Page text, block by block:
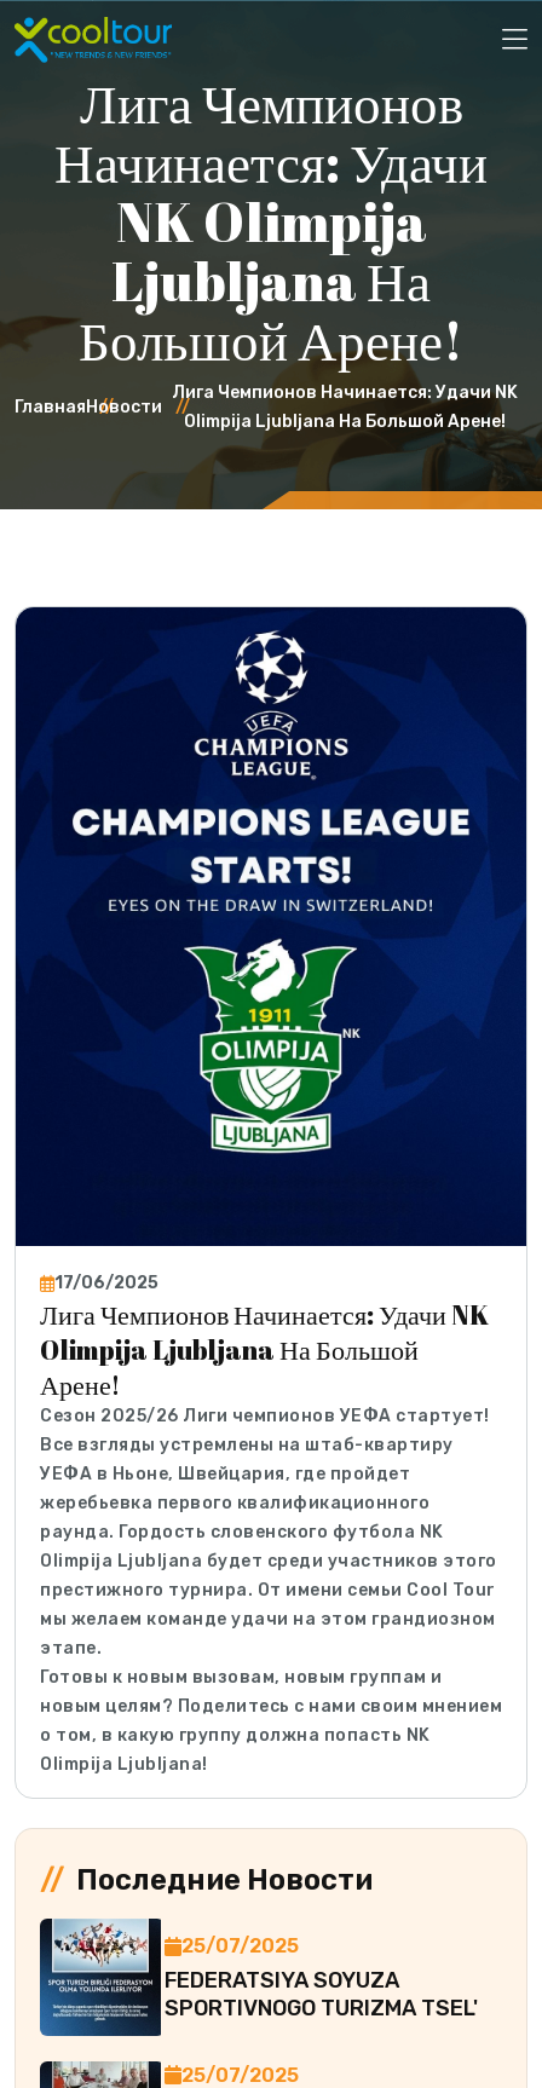
Лига Чемпионов
Начинается: Удачи
NK Olimpija
Ljubljana На
Большой Арене!
ГлавнаяНовости
Лига Чемпионов Начинается: Удачи NK
Olimpija Ljubljana На Большой Арене!
17/06/2025
Лига Чемпионов Начинается: Удачи NK
Olimpija Ljubljana На Большой
Арене!
Сезон 2025/26 Лиги чемпионов УЕФА стартует!
Все взгляды устремлены на штаб-квартиру
УЕФА в Ньоне, Швейцария, где пройдет
жеребьевка первого квалификационного
раунда. Гордость словенского футбола NK
Olimpija Ljubljana будет среди участников этого
престижного турнира. От имени семьи Cool Tour
мы желаем команде удачи на этом грандиозном
этапе.
Готовы к новым вызовам, новым группам и
новым целям? Поделитесь с нами своим мнением
о том, в какую группу должна попасть NK
Olimpija Ljubljana!
Последние Новости
25/07/2025
FEDERATSIYA SOYUZA
SPORTIVNOGO TURIZMA TSEL'
25/07/2025